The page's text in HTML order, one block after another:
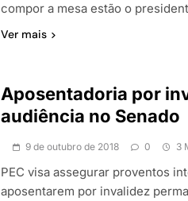
compor a mesa estão o
Ver mais
Aposentadoria por
audiência no Senado
9 de outubro de 2018 0 3
PEC visa assegurar proventos
aposentarem por invalidez